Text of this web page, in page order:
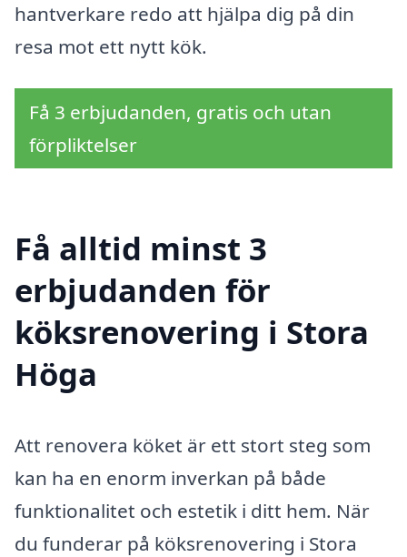
hantverkare redo att hjälpa dig på din
resa mot ett nytt kök.
Få 3 erbjudanden, gratis och utan
förpliktelser
Få alltid minst 3
erbjudanden för
köksrenovering i Stora
Höga
Att renovera köket är ett stort steg som
kan ha en enorm inverkan på både
funktionalitet och estetik i ditt hem. När
du funderar på köksrenovering i Stora